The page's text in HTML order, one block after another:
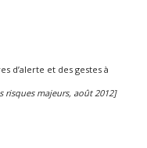
d’alerte et des gestes à
majeurs, août 2012]